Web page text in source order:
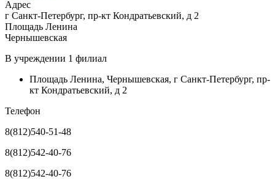
Адрес
г Санкт-Петербург, пр-кт Кондратьевский, д 2
Площадь Ленина
Чернышевская
В учреждении 1 филиал
Площадь Ленина, Чернышевская, г Санкт-Петербург, пр-
кт Кондратьевский, д 2
Телефон
8(812)540-51-48
8(812)542-40-76
8(812)542-40-76